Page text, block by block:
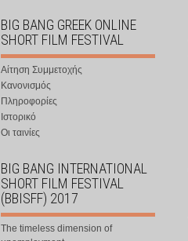
BIG BANG GREEK ONLINE
SHORT FILM FESTIVAL
Αίτηση Συμμετοχής
Κανονισμός
Πληροφορίες
Ιστορικό
Οι ταινίες
BIG BANG INTERNATIONAL
SHORT FILM FESTIVAL
(BBISFF) 2017
The timeless dimension of